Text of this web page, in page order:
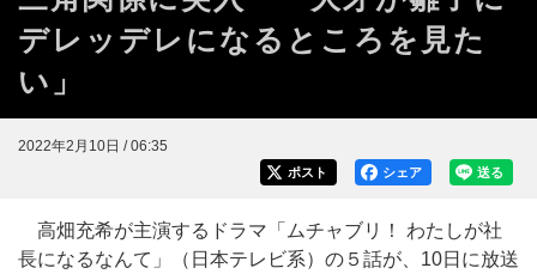
デレッデレになるところを見た
い」
2022年2月10日 / 06:35
送る
シェア
ポスト
高畑充希が主演するドラマ「ムチャブリ！ わたしが社
長になるなんて」（日本テレビ系）の５話が、10日に放送